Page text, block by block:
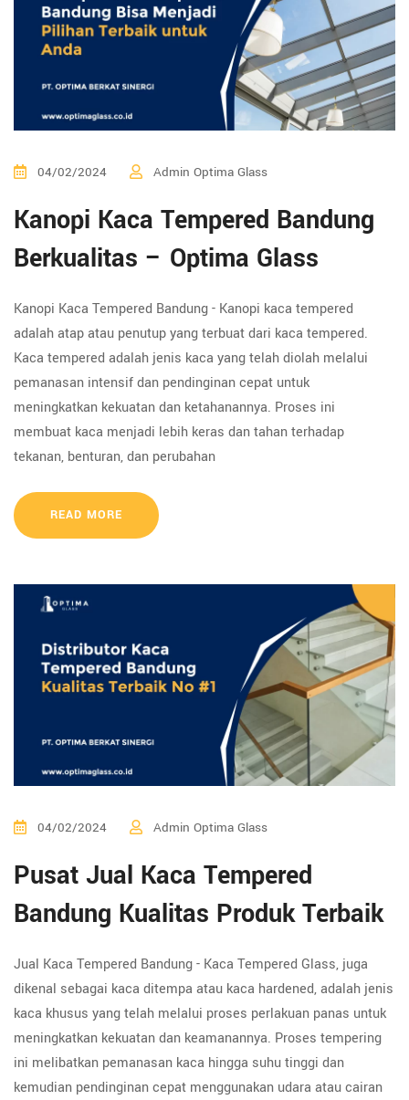
04/02/2024 Admin Optima Glass
Kanopi Kaca Tempered Bandung
Berkualitas – Optima Glass
Kanopi Kaca Tempered Bandung - Kanopi kaca tempered
adalah atap atau penutup yang terbuat dari kaca tempered.
Kaca tempered adalah jenis kaca yang telah diolah melalui
pemanasan intensif dan pendinginan cepat untuk
meningkatkan kekuatan dan ketahanannya. Proses ini
membuat kaca menjadi lebih keras dan tahan terhadap
tekanan, benturan, dan perubahan
READ MORE
04/02/2024 Admin Optima Glass
Pusat Jual Kaca Tempered
Bandung Kualitas Produk Terbaik
Jual Kaca Tempered Bandung - Kaca Tempered Glass, juga
dikenal sebagai kaca ditempa atau kaca hardened, adalah jenis
kaca khusus yang telah melalui proses perlakuan panas untuk
meningkatkan kekuatan dan keamanannya. Proses tempering
ini melibatkan pemanasan kaca hingga suhu tinggi dan
kemudian pendinginan cepat menggunakan udara atau cairan